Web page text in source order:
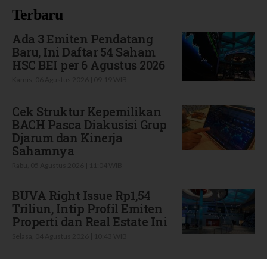
Terbaru
Ada 3 Emiten Pendatang
Baru, Ini Daftar 54 Saham
HSC BEI per 6 Agustus 2026
Cek Struktur Kepemilikan
BACH Pasca Diakusisi Grup
Djarum dan Kinerja
Sahamnya
BUVA Right Issue Rp1,54
Triliun, Intip Profil Emiten
Properti dan Real Estate Ini